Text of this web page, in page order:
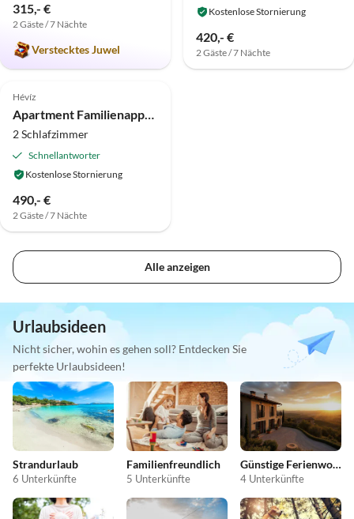
315,- €
2 Gäste / 7 Nächte
Verstecktes Juwel
Kostenlose Stornierung
420,- €
2 Gäste / 7 Nächte
Hévíz
Apartment Familienappartement Nr.4 Ács Hévíz
2 Schlafzimmer
Schnellantworter
Kostenlose Stornierung
490,- €
2 Gäste / 7 Nächte
Alle anzeigen
Urlaubsideen
Nicht sicher, wohin es gehen soll? Entdecken Sie
perfekte Urlaubsideen!
Strandurlaub
6 Unterkünfte
Familienfreundlich
5 Unterkünfte
Günstige Ferienwohnungen
4 Unterkünfte